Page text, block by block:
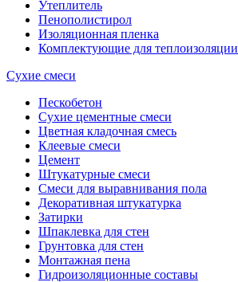
Утеплитель
Пенополистирол
Изоляционная пленка
Комплектующие для теплоизоляции
Сухие смеси
Пескобетон
Сухие цементные смеси
Цветная кладочная смесь
Клеевые смеси
Цемент
Штукатурные смеси
Смеси для выравнивания пола
Декоративная штукатурка
Затирки
Шпаклевка для стен
Грунтовка для стен
Монтажная пена
Гидроизоляционные составы